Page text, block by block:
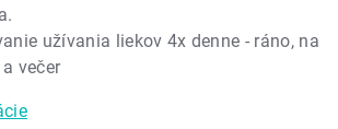
užívania liekov 4x denne - ráno, na
večer